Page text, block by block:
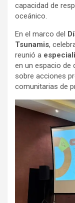
capacidad de
oceánico.
En el marco del
Tsunamis,
reunió a
en un espacio de
sobre acciones
comunitarias de